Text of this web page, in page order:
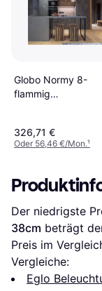
Globo Normy 8-
flammig
326,71 €
Oder 56,46 €/Mon.¹
Der niedrigste
38cm beträgt
Preis im
Vergleiche:
Eglo